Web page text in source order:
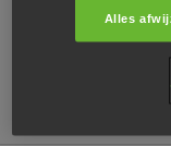
ONTVANG EEN
Alles